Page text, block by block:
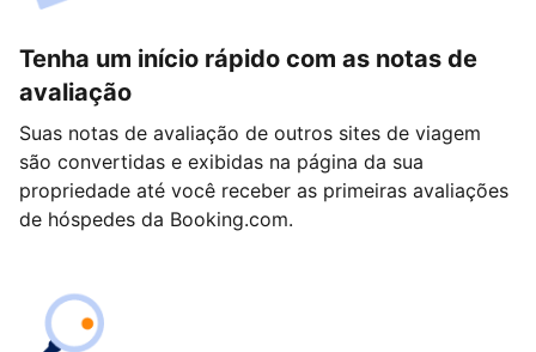
Tenha um início rápido com as notas de
avaliação
Suas notas de avaliação de outros sites de viagem
são convertidas e exibidas na página da sua
propriedade até você receber as primeiras avaliações
de hóspedes da Booking.com.